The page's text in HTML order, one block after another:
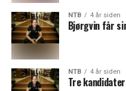
NTB 4 år siden
Bjørgvin får
NTB 4 år siden
Tre